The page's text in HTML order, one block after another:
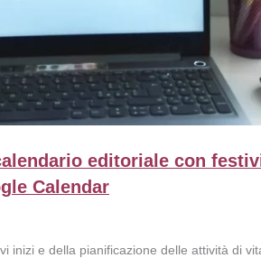
editoriale con
Calendar
inizi e della pianificazione delle attività di